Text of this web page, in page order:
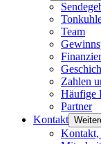
Team
Zahlen
Häufige
Partner
Kontakt
Kontakt,